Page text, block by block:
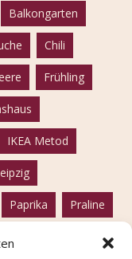
Balkongarten
Chili
Frühling
IKEA Metod
Paprika Praline